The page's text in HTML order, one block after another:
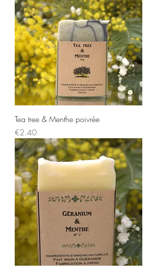
Tea tree & Menthe poivrée
Price
€2.40